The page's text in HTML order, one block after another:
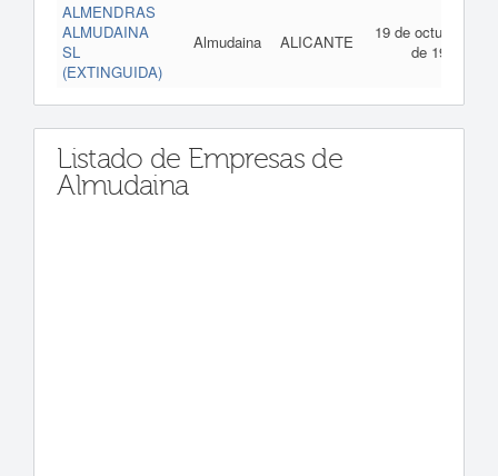
ALMENDRAS
ALMUDAINA
SL
(EXTINGUIDA)
Almudaina ALICANTE
19 de octubre
de 1994
Listado de Empresas de
Almudaina